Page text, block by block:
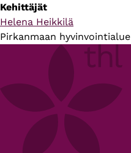
Kehittäjät
Helena Heikkilä
Pirkanmaan hyvinvointialue